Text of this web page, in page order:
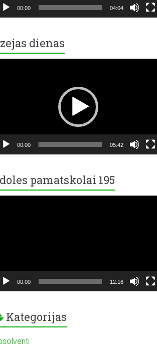
00:00 04:04
dienas
00:00 05:42
pamatskolai 195
00:00 12:16
Kategorijas